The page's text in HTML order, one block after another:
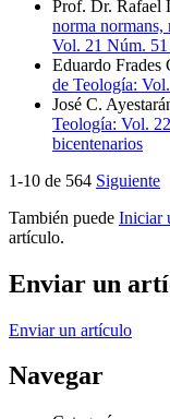
Prof. Dr. Rafael
norma normans,
Vol. 21 Núm.
Eduardo Frades
de Teología:
José C.
Teología: Vol.
bicentenarios
1-10 de 564 Siguiente
También puede Iniciar
artículo.
Enviar un
Enviar un artículo
Navegar